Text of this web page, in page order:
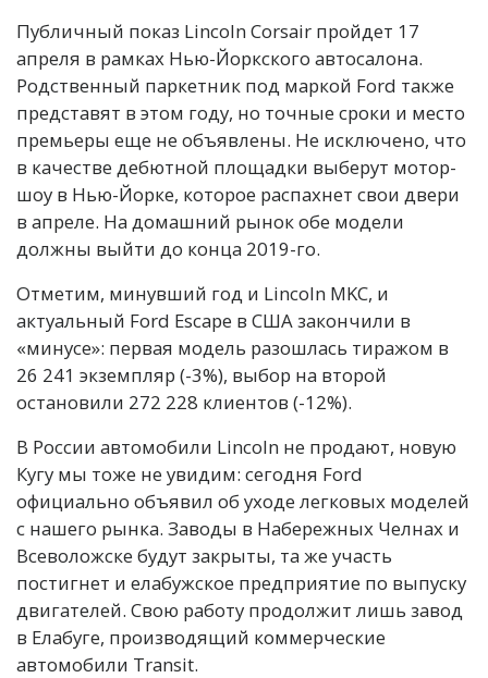
Публичный показ Lincoln Corsair пройдет 17
апреля в рамках Нью-Йоркского автосалона.
Родственный паркетник под маркой Ford также
представят в этом году, но точные сроки и место
премьеры еще не объявлены. Не исключено, что
в качестве дебютной площадки выберут мотор-
шоу в Нью-Йорке, которое распахнет свои двери
в апреле. На домашний рынок обе модели
должны выйти до конца 2019-го.
Отметим, минувший год и Lincoln MKC, и
актуальный Ford Escape в США закончили в
«минусе»: первая модель разошлась тиражом в
26 241 экземпляр (-3%), выбор на второй
остановили 272 228 клиентов (-12%).
В России автомобили Lincoln не продают, новую
Кугу мы тоже не увидим: сегодня Ford
официально объявил об уходе легковых моделей
с нашего рынка. Заводы в Набережных Челнах и
Всеволожске будут закрыты, та же участь
постигнет и елабужское предприятие по выпуску
двигателей. Свою работу продолжит лишь завод
в Елабуге, производящий коммерческие
автомобили Transit.